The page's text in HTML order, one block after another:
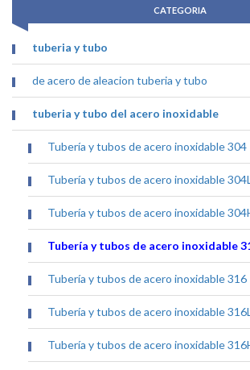
CATEGORIA
tuberia y tubo
de acero de aleacion tuberia y tubo
tuberia y tubo del acero inoxidable
Tubería y tubos de acero inoxidable 304
Tubería y tubos de acero inoxidable
Tubería y tubos de acero inoxidable
Tubería y tubos de acero inoxidable
Tubería y tubos de acero inoxidable 316
Tubería y tubos de acero inoxidable
Tubería y tubos de acero inoxidable